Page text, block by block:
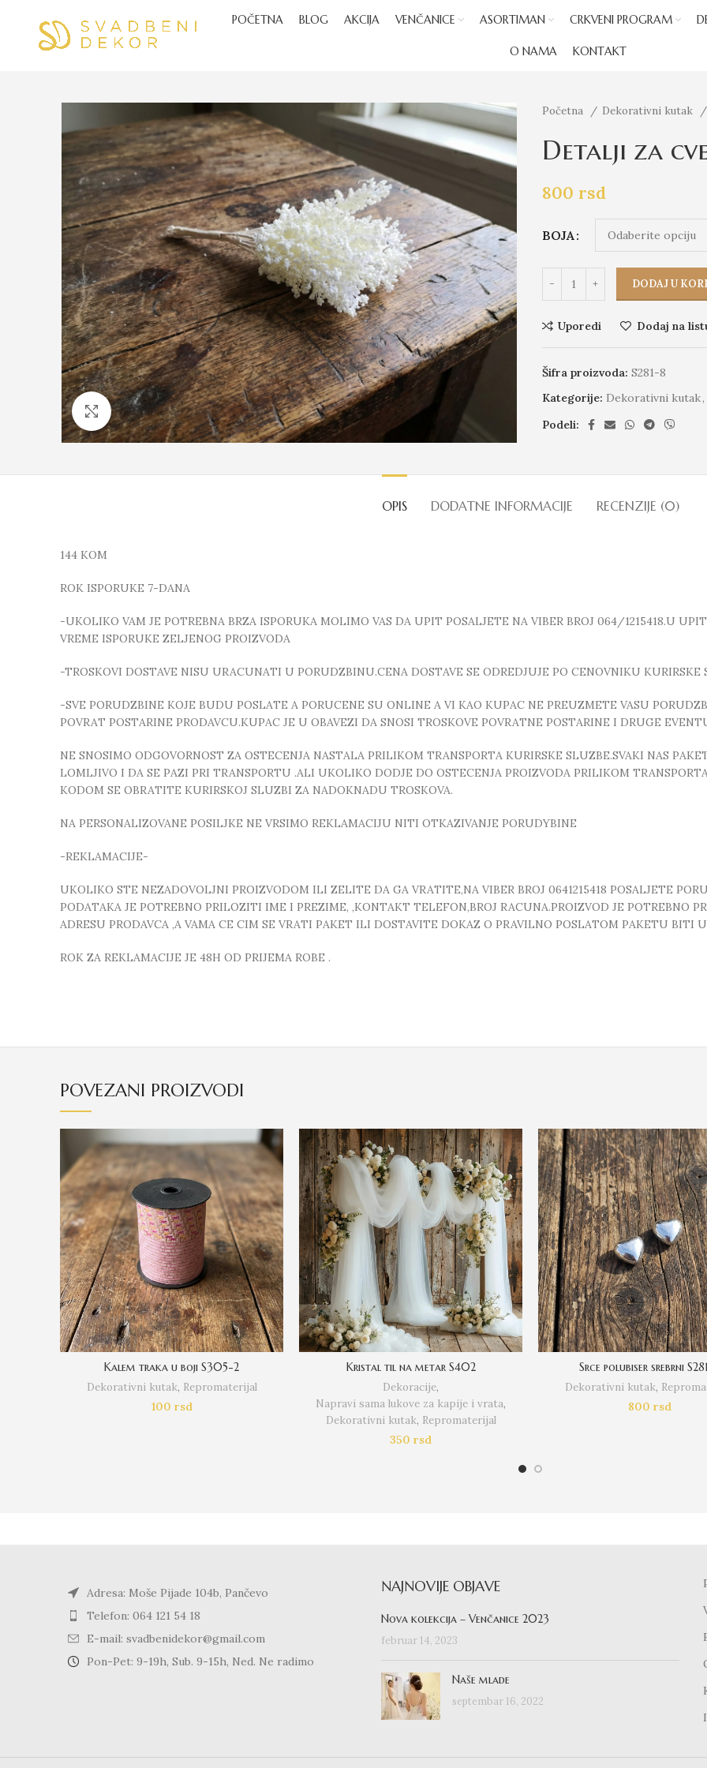
POČETNA BLOG AKCIJA VENČANICE ASORTIMAN CRKVENI PROGRAM
O NAMA KONTAKT
Click to enlarge
Početna Dekorativni kutak
Detalji za
800 rsd
BOJA
DODAJ U
Uporedi Dodaj na
Šifra proizvoda: S281-8
Kategorije: Dekorativni kutak,
Podeli:
OPIS DODATNE INFORMACIJE RECENZIJE (0)
144 KOM
ROK ISPORUKE 7-DANA
-UKOLIKO VAM JE POTREBNA BRZA ISPORUKA MOLIMO VAS DA UPIT POSALJETE NA VIBER BROJ 064/1215418.U
VREME ISPORUKE ZELJENOG PROIZVODA
-TROSKOVI DOSTAVE NISU URACUNATI U PORUDZBINU.CENA DOSTAVE SE ODREDJUJE PO CENOVNIKU KURIRSKE
-SVE PORUDZBINE KOJE BUDU POSLATE A PORUCENE SU ONLINE A VI KAO KUPAC NE PREUZMETE VASU
POVRAT POSTARINE PRODAVCU.KUPAC JE U OBAVEZI DA SNOSI TROSKOVE POVRATNE POSTARINE I DRUGE
NE SNOSIMO ODGOVORNOST ZA OSTECENJA NASTALA PRILIKOM TRANSPORTA KURIRSKE SLUZBE.SVAKI NAS
LOMLJIVO I DA SE PAZI PRI TRANSPORTU .ALI UKOLIKO DODJE DO OSTECENJA PROIZVODA PRILIKOM
KODOM SE OBRATITE KURIRSKOJ SLUZBI ZA NADOKNADU TROSKOVA.
NA PERSONALIZOVANE POSILJKE NE VRSIMO REKLAMACIJU NITI OTKAZIVANJE PORUDYBINE
-REKLAMACIJE-
UKOLIKO STE NEZADOVOLJNI PROIZVODOM ILI ZELITE DA GA VRATITE,NA VIBER BROJ 0641215418 POSALJETE
PODATAKA JE POTREBNO PRILOZITI IME I PREZIME, ,KONTAKT TELEFON,BROJ RACUNA.PROIZVOD JE POTREBNO
ADRESU PRODAVCA ,A VAMA CE CIM SE VRATI PAKET ILI DOSTAVITE DOKAZ O PRAVILNO POSLATOM PAKETU BITI
ROK ZA REKLAMACIJE JE 48H OD PRIJEMA ROBE .
POVEZANI PROIZVODI
Kalem traka u boji S305-2
Dekorativni kutak, Repromaterijal
100 rsd
Kristal til na metar S402
Dekoracije,
Napravi sama lukove za kapije i vrata,
Dekorativni kutak, Repromaterijal
350 rsd
Srce polubiser srebrni
Dekorativni kutak,
800 rsd
Adresa: Moše Pijade 104b, Pančevo
Telefon: 064 121 54 18
E-mail: svadbenidekor@gmail.com
Pon-Pet: 9-19h, Sub. 9-15h, Ned. Ne radimo
NAJNOVIJE OBJAVE
Nova kolekcija – Venčanice 2023
februar 14, 2023
Naše mlade
septembar 16, 2022